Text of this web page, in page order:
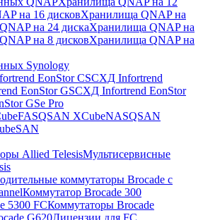
на 16 дисковХранилища QNAP на
на 24 дискаХранилища QNAP на
на 8 дисковХранилища QNAP на
Synology
EonStor CSСХД Infortrend
EonStor GSСХД Infortrend EonStor
GSe Pro
QSAN XCubeNASQSAN
Allied TelesisМультисервисные
коммутаторы Brocade с
Коммутатор Brocade 300
5300 FCКоммутаторы Brocade
G620Лицензии для FC